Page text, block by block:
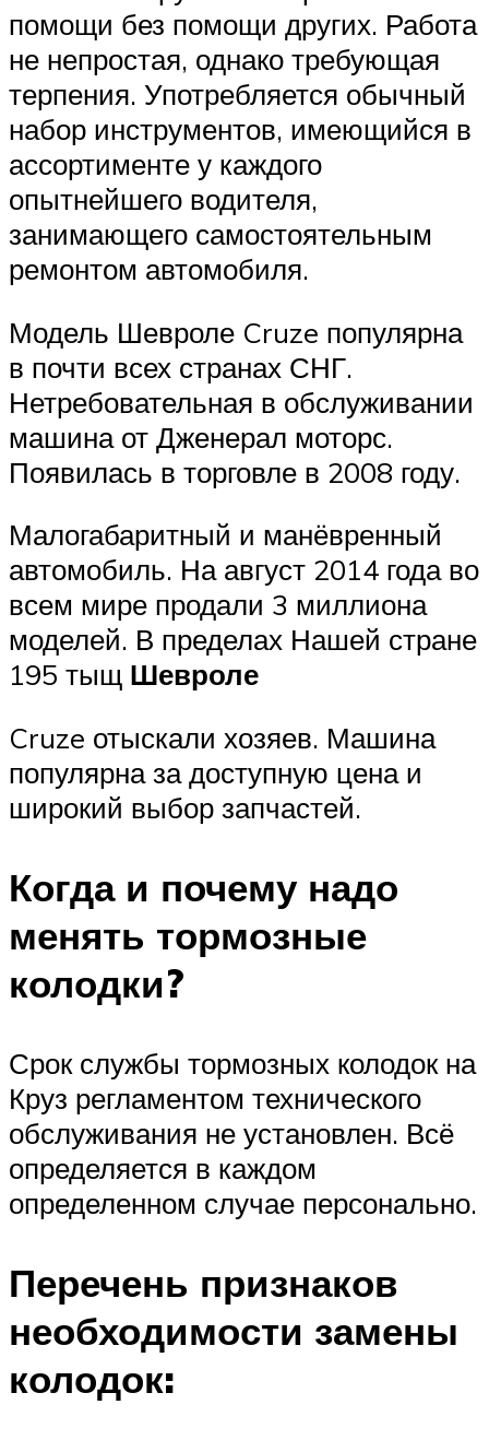
помощи без помощи других. Работа
не непростая, однако требующая
терпения. Употребляется обычный
набор инструментов, имеющийся в
ассортименте у каждого
опытнейшего водителя,
занимающего самостоятельным
ремонтом автомобиля.
Модель Шевроле Cruze популярна
в почти всех странах СНГ.
Нетребовательная в обслуживании
машина от Дженерал моторс.
Появилась в торговле в 2008 году.
Малогабаритный и манёвренный
автомобиль. На август 2014 года во
всем мире продали 3 миллиона
моделей. В пределах Нашей стране
195 тыщ Шевроле
Cruze отыскали хозяев. Машина
популярна за доступную цена и
широкий выбор запчастей.
Когда и почему надо
менять тормозные
колодки?
Срок службы тормозных колодок на
Круз регламентом технического
обслуживания не установлен. Всё
определяется в каждом
определенном случае персонально.
Перечень признаков
необходимости замены
колодок: